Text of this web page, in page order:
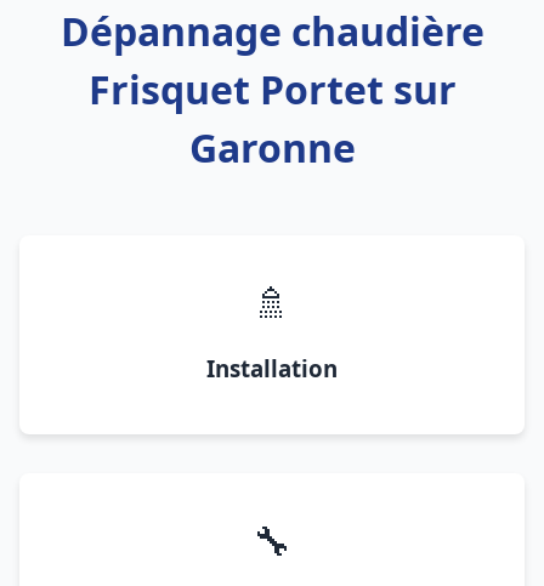
Dépannage chaudière
Frisquet Portet sur
Garonne
🚿
Installation
🔧